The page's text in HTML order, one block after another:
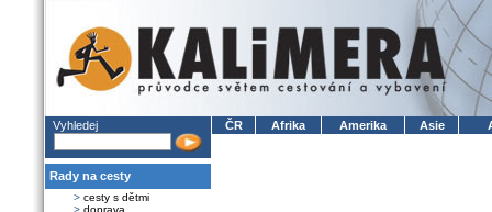
Vyhledej
Rady na cesty
> cesty s dětmi
> doprava
ČR Afrika Amerika Asie